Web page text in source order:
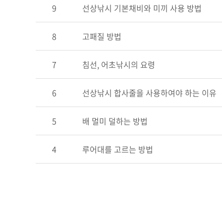
9 선상낚시 기본채비와 미끼 사용 방법
8 고패질 방법
7 침선, 어초낚시의 요령
6 선상낚시 합사줄을 사용하여야 하는 이유
5 배 멀미 덜하는 방법
4 루어대를 고르는 방법